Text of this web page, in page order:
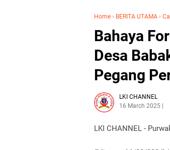
Home › BERITA UTAMA ›
Bahaya
Desa
Pegang
LKI CHANNEL
16 March 2025
LKI CHANNEL -